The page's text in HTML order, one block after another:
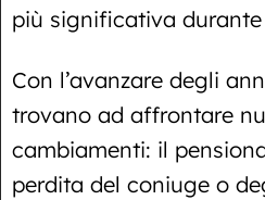
più significativa
Con l’avanzare degli
trovano ad affrontare
cambiamenti: il
perdita del coniuge o